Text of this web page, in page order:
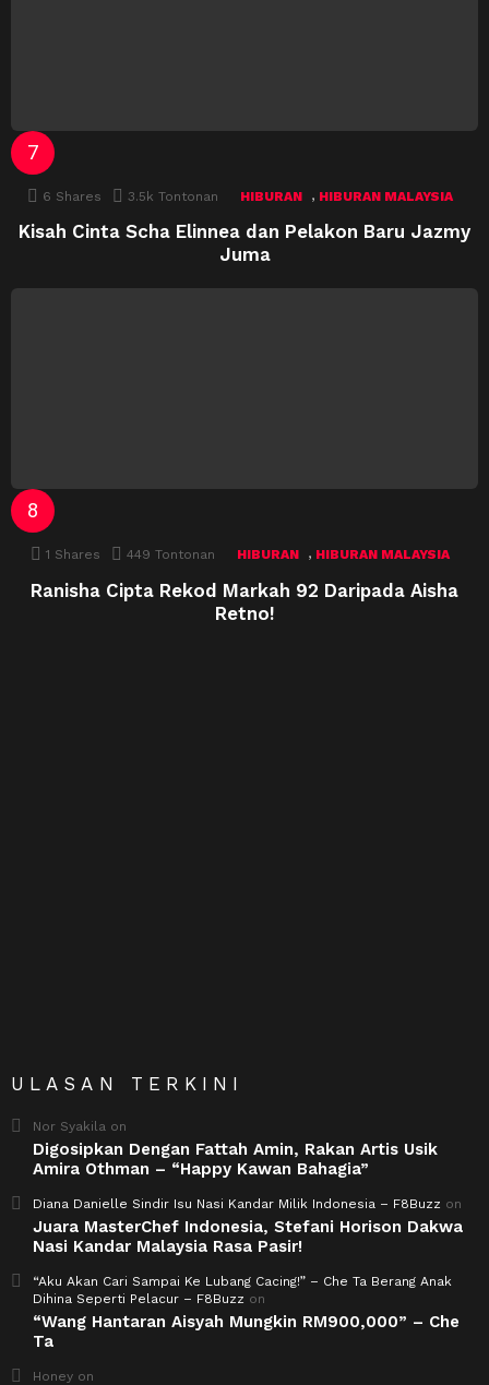
6 Shares 3.5k Tontonan HIBURAN , HIBURAN MALAYSIA
Kisah Cinta Scha Elinnea dan Pelakon Baru Jazmy
Juma
1 Shares 449 Tontonan HIBURAN , HIBURAN MALAYSIA
Ranisha Cipta Rekod Markah 92 Daripada Aisha
Retno!
ULASAN TERKINI
Nor Syakila on
Digosipkan Dengan Fattah Amin, Rakan Artis Usik
Amira Othman – “Happy Kawan Bahagia”
Diana Danielle Sindir Isu Nasi Kandar Milik Indonesia – F8Buzz on
Juara MasterChef Indonesia, Stefani Horison Dakwa
Nasi Kandar Malaysia Rasa Pasir!
“Aku Akan Cari Sampai Ke Lubang Cacing!” – Che Ta Berang Anak
Dihina Seperti Pelacur – F8Buzz on
“Wang Hantaran Aisyah Mungkin RM900,000” – Che
Ta
Honey on